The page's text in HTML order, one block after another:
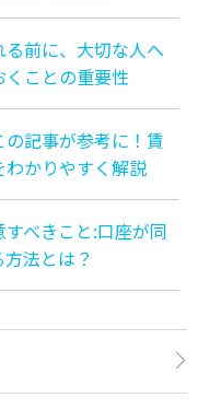
前に、大切な人へ
ことの重要性
記事が参考に！賃
かりやすく解説
べきこと:口座が同
法とは？